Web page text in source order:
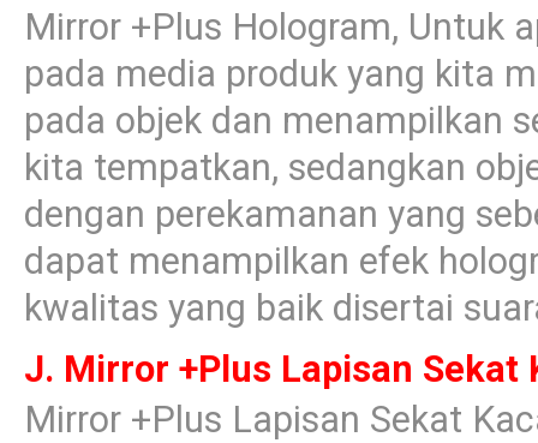
Mirror +Plus Hologram, Untuk
pada media produk yang kita
pada objek dan menampilkan
kita tempatkan, sedangkan
dengan perekamanan yang
dapat menampilkan efek
kwalitas yang baik disertai
J. Mirror +Plus Lapisan Sekat
Mirror +Plus Lapisan Sekat